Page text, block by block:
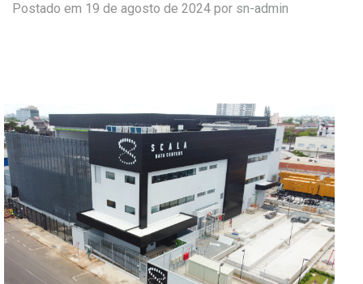
Postado em 19 de agosto de 2024 por sn-admin